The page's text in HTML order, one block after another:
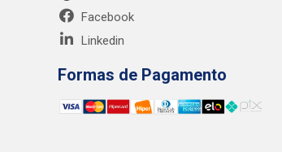
Facebook
Linkedin
Formas de Pagamento